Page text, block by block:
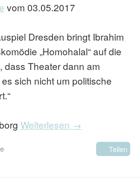
vom 03.05.2017
Dresden bringt Ibrahim
„Homohalal“ auf die
dass Theater dann am
sich nicht um politische
Weiterlesen →
Teilen